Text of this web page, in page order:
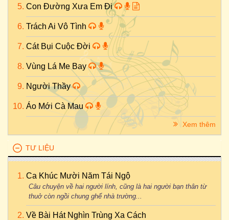
Con Đường Xưa Em Đi
Trách Ai Vô Tình
Cát Bụi Cuộc Đời
Vùng Lá Me Bay
Người Thầy
Áo Mới Cà Mau
Xem thêm
TƯ LIỆU
Ca Khúc Mười Năm Tái Ngộ
Câu chuyện về hai người lính, cũng là hai người bạn thân từ
thuở còn ngồi chung ghế nhà trường...
Về Bài Hát Nghìn Trùng Xa Cách